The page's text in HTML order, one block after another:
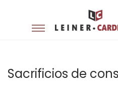
Sacrificios de